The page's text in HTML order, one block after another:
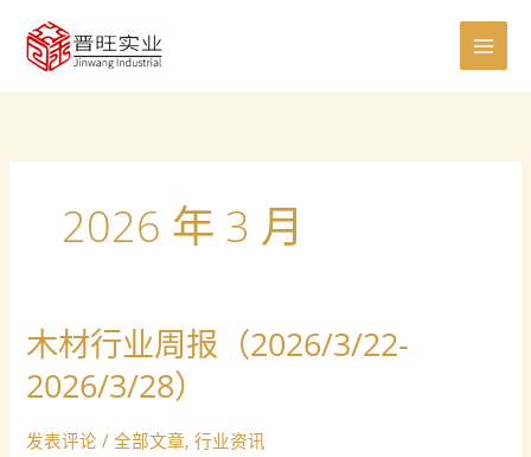
容
2026 年 3 月
木材行业周报（2026/3/22-
2026/3/28）
发表评论 /全部文章,行业资讯
木
材
行
周